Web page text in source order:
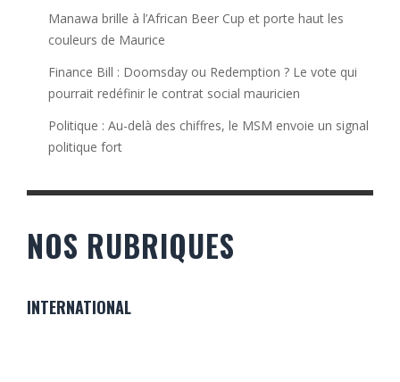
Manawa brille à l’African Beer Cup et porte haut les
couleurs de Maurice
Finance Bill : Doomsday ou Redemption ? Le vote qui
pourrait redéfinir le contrat social mauricien
Politique : Au-delà des chiffres, le MSM envoie un signal
politique fort
NOS RUBRIQUES
INTERNATIONAL